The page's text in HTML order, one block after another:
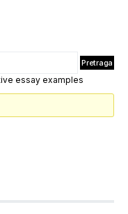
essay examples